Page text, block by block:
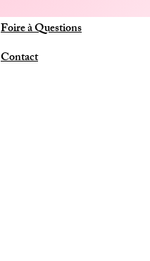
Foire à Questions
Contact